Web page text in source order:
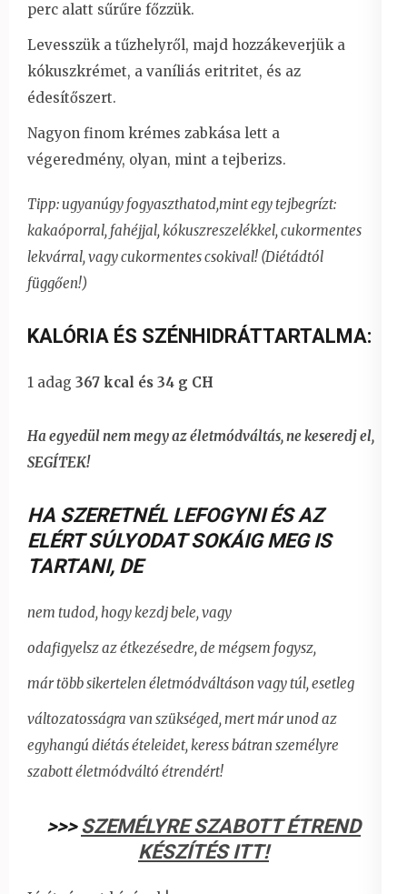
perc alatt sűrűre főzzük.
Levesszük a tűzhelyről, majd hozzákeverjük a
kókuszkrémet, a vaníliás eritritet, és az
édesítőszert.
Nagyon finom krémes zabkása lett a
végeredmény, olyan, mint a tejberizs.
Tipp: ugyanúgy fogyaszthatod,mint egy tejbegrízt:
kakaóporral, fahéjjal, kókuszreszelékkel, cukormentes
lekvárral, vagy cukormentes csokival! (Diétádtól
függően!)
KALÓRIA ÉS SZÉNHIDRÁTTARTALMA:
1 adag 367 kcal és 34 g CH
Ha egyedül nem megy az életmódváltás, ne keseredj el,
SEGÍTEK!
HA SZERETNÉL LEFOGYNI ÉS AZ
ELÉRT SÚLYODAT SOKÁIG MEG IS
TARTANI, DE
nem tudod, hogy kezdj bele, vagy
odafigyelsz az étkezésedre, de mégsem fogysz,
már több sikertelen életmódváltáson vagy túl, esetleg
változatosságra van szükséged, mert már unod az
egyhangú diétás ételeidet,keress bátran személyre
szabott életmódváltó étrendért!
>>>SZEMÉLYRE SZABOTT ÉTREND
KÉSZÍTÉS ITT!